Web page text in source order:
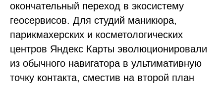
окончательный переход в экосистему
геосервисов. Для студий маникюра,
парикмахерских и косметологических
центров Яндекс Карты эволюционировали
из обычного навигатора в ультимативную
точку контакта, сместив на второй план